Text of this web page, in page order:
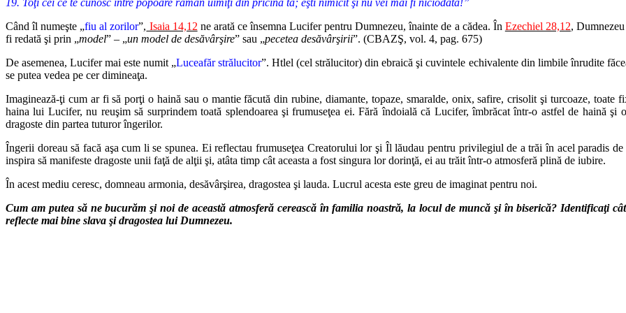
19. Toţi cei ce te cunosc între popoare rămân uimiţi din pricina ta; eşti nimicit şi nu vei mai fi niciodată!”
Când îl numeşte „fiu al zorilor”, Isaia 14,12 ne arată ce însemna Lucifer pentru Dumnezeu, înainte de a cădea. În Ezechiel 28,12,
fi redată şi prin „model” – „un model de desăvârşire” sau „pecetea desăvârşirii”. (CBAZŞ, vol. 4, pag. 675)
De asemenea, Lucifer mai este numit „Luceafăr strălucitor”. Htlel (cel strălucitor) din ebraică şi cuvintele echivalente din limbile înrudite
se putea vedea pe cer dimineaţa.
Imaginează-ţi cum ar fi să porţi o haină sau o mantie făcută din rubine, diamante, topaze, smaralde, onix, safire, crisolit şi turcoaze, toate
haina lui Lucifer, nu reuşim să surprindem toată splendoarea şi frumuseţea ei. Fără îndoială că Lucifer, îmbrăcat într-o astfel de haină
dragoste din partea tuturor îngerilor.
Îngerii doreau să facă aşa cum li se spunea. Ei reflectau frumuseţea Creatorului lor şi Îl lăudau pentru privilegiul de a trăi în acel paradis
inspira să manifeste dragoste unii faţă de alţii şi, atâta timp cât aceasta a fost singura lor dorinţă, ei au trăit într-o atmosferă plină de iubire.
În acest mediu ceresc, domneau armonia, desăvârşirea, dragostea şi lauda. Lucrul acesta este greu de imaginat pentru noi.
Cum am putea să ne bucurăm şi noi de această atmosferă cerească în familia noastră, la locul de muncă şi în biserică? Identificaţi
reflecte mai bine slava şi dragostea lui Dumnezeu.